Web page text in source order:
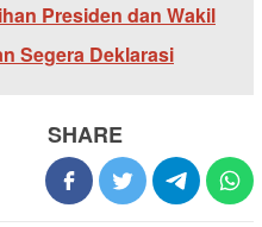
Presiden dan Wakil
Segera Deklarasi
SHARE